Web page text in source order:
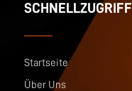
SCHNELLZUGRIFF
Startseite
Über Uns